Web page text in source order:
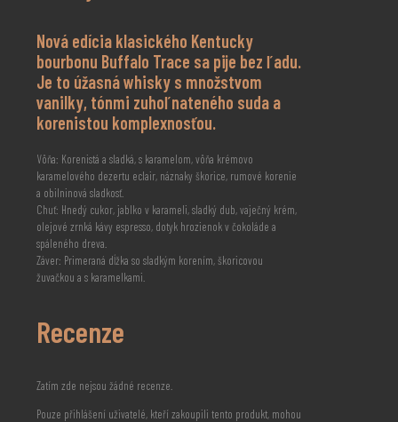
Nová edícia klasického Kentucky
bourbonu Buffalo Trace sa pije bez ľadu.
Je to úžasná whisky s množstvom
vanilky, tónmi zuhoľnateného suda a
korenistou komplexnosťou.
Vôňa: Korenistá a sladká, s karamelom, vôňa krémovo
karamelového dezertu eclair, náznaky škorice, rumové korenie
a obilninová sladkosť.
Chuť: Hnedý cukor, jablko v karameli, sladký dub, vaječný krém,
olejové zrnká kávy espresso, dotyk hrozienok v čokoláde a
spáleného dreva.
Záver: Primeraná dĺžka so sladkým korením, škoricovou
žuvačkou a s karamelkami.
Recenze
Zatím zde nejsou žádné recenze.
Pouze přihlášení uživatelé, kteří zakoupili tento produkt, mohou